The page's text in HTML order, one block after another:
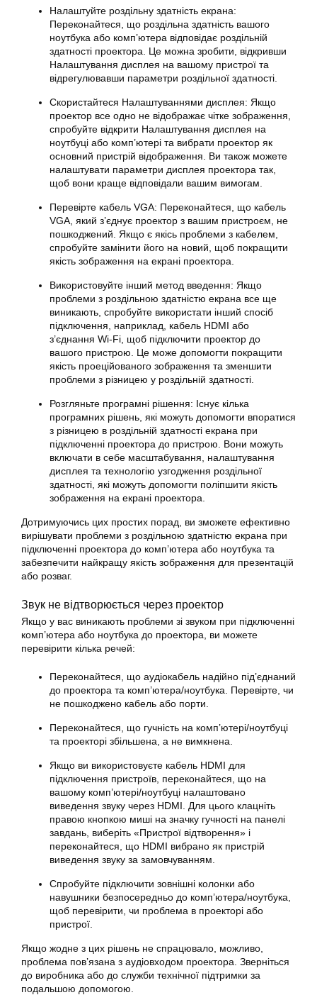
Налаштуйте роздільну здатність екрана:
Переконайтеся, що роздільна здатність вашого
ноутбука або комп’ютера відповідає роздільній
здатності проектора. Це можна зробити, відкривши
Налаштування дисплея на вашому пристрої та
відрегулювавши параметри роздільної здатності.
Скористайтеся Налаштуваннями дисплея: Якщо
проектор все одно не відображає чітке зображення,
спробуйте відкрити Налаштування дисплея на
ноутбуці або комп’ютері та вибрати проектор як
основний пристрій відображення. Ви також можете
налаштувати параметри дисплея проектора так,
щоб вони краще відповідали вашим вимогам.
Перевірте кабель VGA: Переконайтеся, що кабель
VGA, який з’єднує проектор з вашим пристроєм, не
пошкоджений. Якщо є якісь проблеми з кабелем,
спробуйте замінити його на новий, щоб покращити
якість зображення на екрані проектора.
Використовуйте інший метод введення: Якщо
проблеми з роздільною здатністю екрана все ще
виникають, спробуйте використати інший спосіб
підключення, наприклад, кабель HDMI або
з’єднання Wi-Fi, щоб підключити проектор до
вашого пристрою. Це може допомогти покращити
якість проеційованого зображення та зменшити
проблеми з різницею у роздільній здатності.
Розгляньте програмні рішення: Існує кілька
програмних рішень, які можуть допомогти впоратися
з різницею в роздільній здатності екрана при
підключенні проектора до пристрою. Вони можуть
включати в себе масштабування, налаштування
дисплея та технологію узгодження роздільної
здатності, які можуть допомогти поліпшити якість
зображення на екрані проектора.
Дотримуючись цих простих порад, ви зможете ефективно
вирішувати проблеми з роздільною здатністю екрана при
підключенні проектора до комп’ютера або ноутбука та
забезпечити найкращу якість зображення для презентацій
або розваг.
Звук не відтворюється через проектор
Якщо у вас виникають проблеми зі звуком при підключенні
комп’ютера або ноутбука до проектора, ви можете
перевірити кілька речей:
Переконайтеся, що аудіокабель надійно під’єднаний
до проектора та комп’ютера/ноутбука. Перевірте, чи
не пошкоджено кабель або порти.
Переконайтеся, що гучність на комп’ютері/ноутбуці
та проекторі збільшена, а не вимкнена.
Якщо ви використовуєте кабель HDMI для
підключення пристроїв, переконайтеся, що на
вашому комп’ютері/ноутбуці налаштовано
виведення звуку через HDMI. Для цього клацніть
правою кнопкою миші на значку гучності на панелі
завдань, виберіть «Пристрої відтворення» і
переконайтеся, що HDMI вибрано як пристрій
виведення звуку за замовчуванням.
Спробуйте підключити зовнішні колонки або
навушники безпосередньо до комп’ютера/ноутбука,
щоб перевірити, чи проблема в проекторі або
пристрої.
Якщо жодне з цих рішень не спрацювало, можливо,
проблема пов’язана з аудіовходом проектора. Зверніться
до виробника або до служби технічної підтримки за
подальшою допомогою.